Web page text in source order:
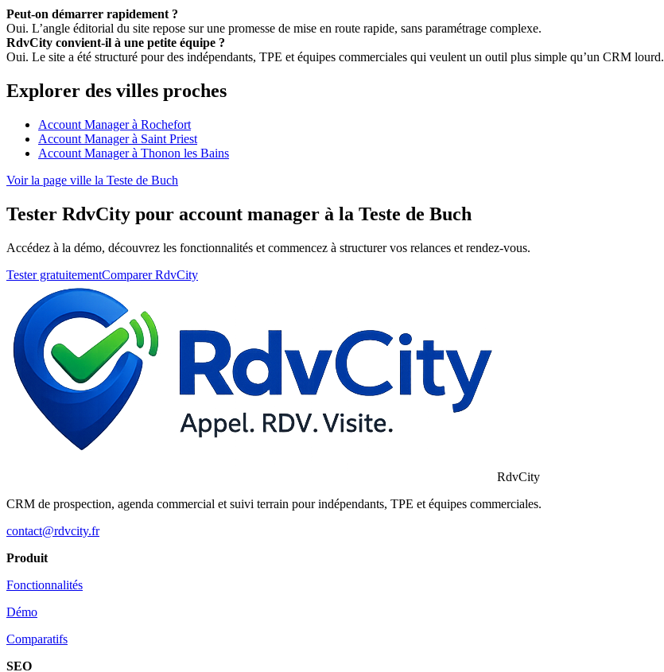
Peut-on démarrer rapidement ?
Oui. L’angle éditorial du site repose sur une promesse de mise en route rapide, sans paramétrage complexe.
RdvCity convient-il à une petite équipe ?
Oui. Le site a été structuré pour des indépendants, TPE et équipes commerciales qui veulent un outil plus simple qu’un CRM lourd.
Explorer des villes proches
Account Manager à Rochefort
Account Manager à Saint Priest
Account Manager à Thonon les Bains
Voir la page ville la Teste de Buch
Tester RdvCity pour account manager à la Teste de Buch
Accédez à la démo, découvrez les fonctionnalités et commencez à structurer vos relances et rendez-vous.
Tester gratuitementComparer RdvCity
RdvCity
CRM de prospection, agenda commercial et suivi terrain pour indépendants, TPE et équipes commerciales.
contact@rdvcity.fr
Produit
Fonctionnalités
Démo
Comparatifs
SEO